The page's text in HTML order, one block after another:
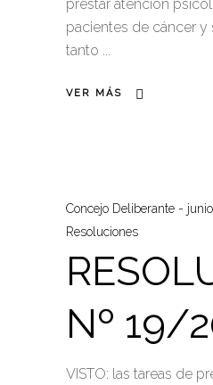
prestar atención
pacientes de cáncer y
tanto
VER MÁS
Concejo Deliberante
Resoluciones
Nº 19/
VISTO: las tareas de